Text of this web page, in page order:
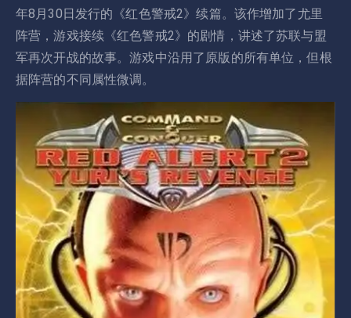
年8月30日发行的《红色警戒2》续篇。该作增加了尤里
阵营，游戏接续《红色警戒2》的剧情，讲述了苏联与盟
军再次开战的故事。游戏中沿用了原版的所有单位，但根
据阵营的不同属性微调。